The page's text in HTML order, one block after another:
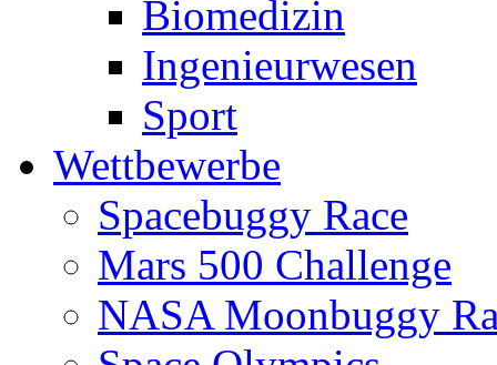
Biomedizin
Ingenieurwesen
Sport
Wettbewerbe
Spacebuggy Race
Mars 500 Challenge
NASA Moonbuggy